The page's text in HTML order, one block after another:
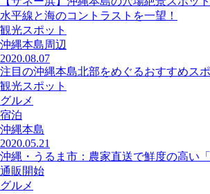
水平線と海のコントラストを一望！
観光スポット
沖縄本島周辺
2020.08.07
注目の沖縄本島北部をめぐるおすすめスポ
観光スポット
グルメ
宿泊
沖縄本島
2020.05.21
沖縄・うるま市：農家直送で鮮度の高い
通販開始
グルメ